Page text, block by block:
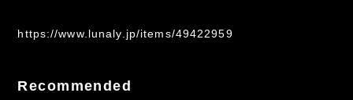
https://www.lunaly.jp/items/49422959
Recommended